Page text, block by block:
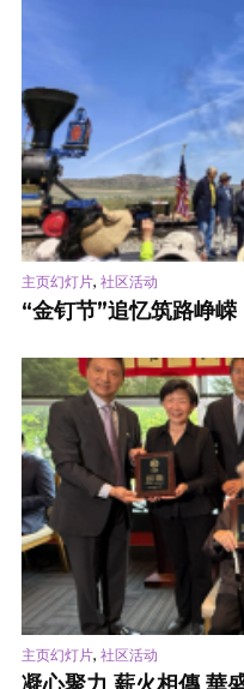
主页幻灯片, 社区活动
“金钉节”追忆筑路峥
主页幻灯片, 社区活动